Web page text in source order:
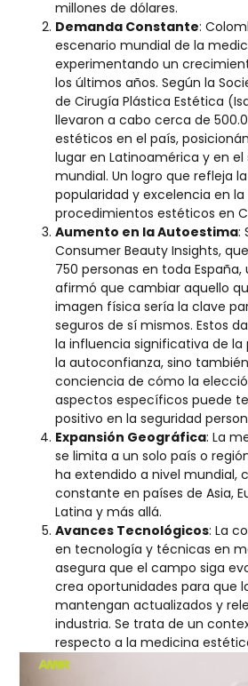
millones de dólares.
Demanda Constante:
escenario mundial de la
experimentando un
los últimos años. Según la
de Cirugía Plástica Estética
llevaron a cabo cerca de
estéticos en el país,
lugar en Latinoamérica y en
mundial. Un logro que refleja
popularidad y excelencia en
procedimientos estéticos en
Aumento en la Autoestima:
Consumer Beauty Insights,
750 personas en toda
afirmó que cambiar aquello
imagen física sería la clave
seguros de sí mismos. Estos
la influencia significativa de
la autoconfianza, sino
conciencia de cómo la
aspectos específicos puede
positivo en la seguridad
Expansión Geográfica: La
se limita a un solo país o
ha extendido a nivel mundial,
constante en países de Asia,
Latina y más allá.
Avances Tecnológicos: La
en tecnología y técnicas en
asegura que el campo siga
crea oportunidades para que
mantengan actualizados y
industria. Se trata de un
respecto a la medicina